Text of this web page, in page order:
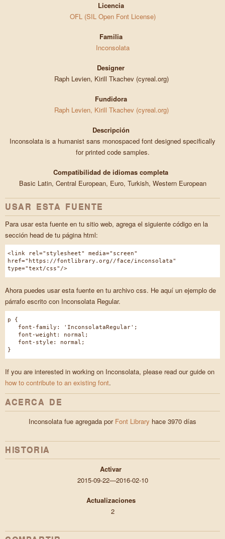
Licencia
OFL (SIL Open Font License)
Familia
Inconsolata
Designer
Raph Levien, Kirill Tkachev (cyreal.org)
Fundidora
Raph Levien, Kirill Tkachev (cyreal.org)
Descripción
Inconsolata is a humanist sans monospaced font designed specifically
for printed code samples.
Compatibilidad de idiomas completa
Basic Latin, Central European, Euro, Turkish, Western European
USAR ESTA FUENTE
Para usar esta fuente en tu sitio web, agrega el siguiente código en la
sección head de tu página html:
<link rel="stylesheet" media="screen"
href="https://fontlibrary.org//face/inconsolata"
type="text/css"/>
Ahora puedes usar esta fuente en tu archivo css. He aquí un ejemplo de
párrafo escrito con Inconsolata Regular.
p {
font-family: 'InconsolataRegular';
font-weight: normal;
font-style: normal;
}
If you are interested in working on Inconsolata, please read our guide on
how to contribute to an existing font.
ACERCA DE
Inconsolata fue agregada por Font Library hace 3970 días
HISTORIA
Activar
2015-09-22—2016-02-10
Actualizaciones
2